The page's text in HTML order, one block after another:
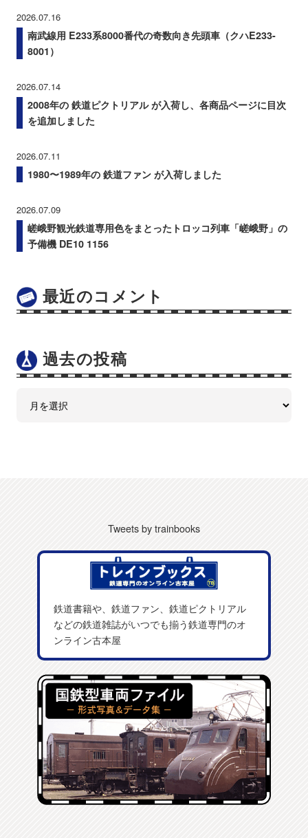
2026.07.16
南武線用 E233系8000番代の奇数向き先頭車（クハE233-
8001）
2026.07.14
2008年の 鉄道ピクトリアル が入荷し、各商品ページに目次
を追加しました
2026.07.11
1980〜1989年の 鉄道ファン が入荷しました
2026.07.09
嵯峨野観光鉄道専用色をまとったトロッコ列車「嵯峨野」の
予備機 DE10 1156
最近のコメント
過去の投稿
Tweets by trainbooks
鉄道書籍や、鉄道ファン、鉄道ピクトリアル
などの鉄道雑誌がいつでも揃う鉄道専門のオ
ンライン古本屋